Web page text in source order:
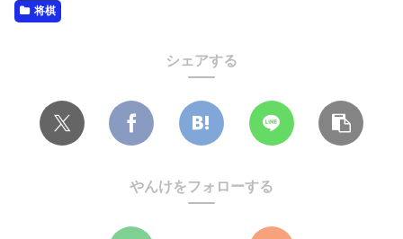
将棋
シェアする
やんけをフォローする